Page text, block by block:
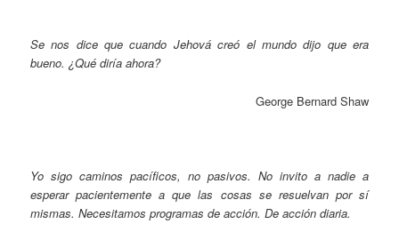
Se nos dice que cuando Jehová creó el mundo dijo que era
bueno. ¿Qué diría ahora?
George Bernard Shaw
Yo sigo caminos pacíficos, no pasivos. No invito a nadie a
esperar pacientemente a que las cosas se resuelvan por sí
mismas. Necesitamos programas de acción. De acción diaria.